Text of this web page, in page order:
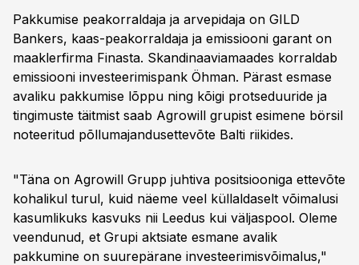
Pakkumise peakorraldaja ja arvepidaja on GILD
Bankers, kaas-peakorraldaja ja emissiooni garant on
maaklerfirma Finasta. Skandinaaviamaades korraldab
emissiooni investeerimispank Öhman. Pärast esmase
avaliku pakkumise lõppu ning kõigi protseduuride ja
tingimuste täitmist saab Agrowill grupist esimene börsil
noteeritud põllumajandusettevõte Balti riikides.
"Täna on Agrowill Grupp juhtiva positsiooniga ettevõte
kohalikul turul, kuid näeme veel küllaldaselt võimalusi
kasumlikuks kasvuks nii Leedus kui väljaspool. Oleme
veendunud, et Grupi aktsiate esmane avalik
pakkumine on suurepärane investeerimisvõimalus,"